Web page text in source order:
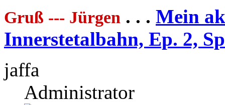
Gruß --- Jürgen . . . Mein
Innerstetalbahn, Ep. 2,
jaffa
Administrator